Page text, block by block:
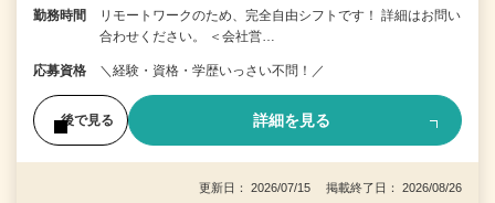
勤務時間
リモートワークのため、完全自由シフトです！ 詳細はお問い
合わせください。 ＜会社営…
応募資格 ＼経験・資格・学歴いっさい不問！／
後で見る 詳細を見る
更新日： 2026/07/15 掲載終了日： 2026/08/26